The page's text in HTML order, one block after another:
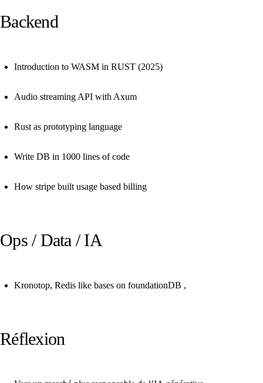
Backend
Introduction to WASM in RUST (2025)
Audio streaming API with Axum
Rust as prototyping language
Write DB in 1000 lines of code
How stripe built usage based billing
Ops / Data / IA
Kronotop, Redis like bases on foundationDB ,
Réflexion